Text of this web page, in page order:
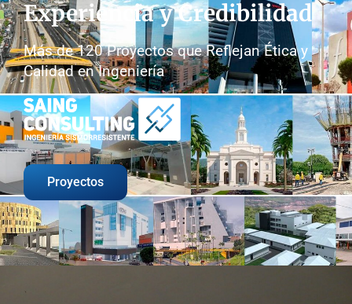
Experiencia y Credibilidad
Más de 120 Proyectos que Reflejan Ética y
Calidad en Ingeniería
Proyectos